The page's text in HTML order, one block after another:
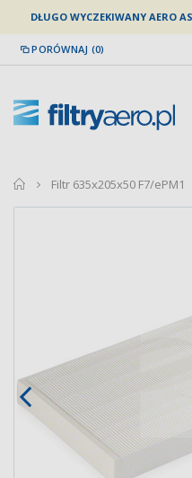
DŁUGO WYCZEKIWANY AERO
PORÓWNAJ (0)
home
Filtr 635x205x50 F7/ePM1